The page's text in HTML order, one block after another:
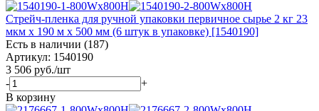
Стрейч-пленка для ручной упаковки первичное сырье 2 кг 23
мкм x 190 м x 500 мм (6 штук в упаковке) [1540190]
Есть в наличии (187)
Артикул: 1540190
3 506 руб./шт
-
+
В корзину